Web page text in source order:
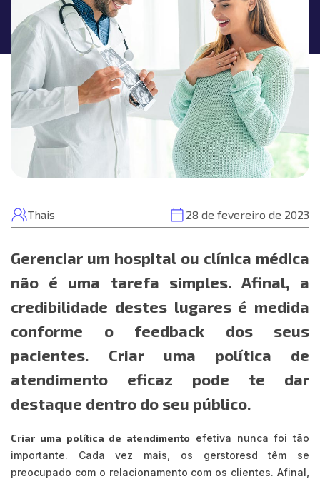
Thais 28 de fevereiro de 2023
Gerenciar um hospital ou clínica médica
não é uma tarefa simples. Afinal, a
credibilidade destes lugares é medida
conforme o feedback dos seus
pacientes. Criar uma política de
atendimento eficaz pode te dar
destaque dentro do seu público.
Criar uma política de atendimento efetiva nunca foi tão
importante. Cada vez mais, os gerstoresd têm se
preocupado com o relacionamento com os clientes. Afinal,